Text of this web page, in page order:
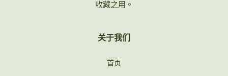
收藏之用。
关于我们
首页